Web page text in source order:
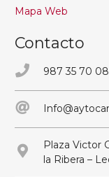
Mapa Web
Contacto
987 35 70 08
Plaza Victor
la Ribera –